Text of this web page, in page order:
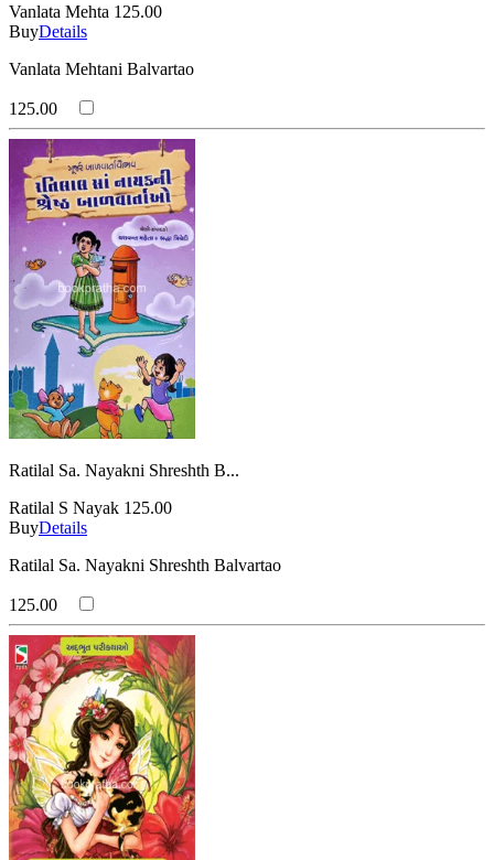
Vanlata Mehta 125.00
BuyDetails
Vanlata Mehtani Balvartao
125.00
Ratilal Sa. Nayakni Shreshth B...
Ratilal S Nayak 125.00
BuyDetails
Ratilal Sa. Nayakni Shreshth Balvartao
125.00